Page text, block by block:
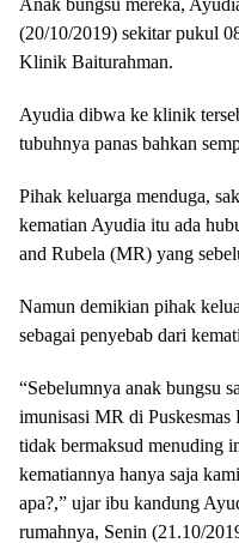
(20/10/2019) sekitar pukul
Klinik Baiturahman.
Ayudia dibwa ke klinik
tubuhnya panas bahkan
Pihak keluarga menduga,
kematian Ayudia itu ada
and Rubela (MR) yang
Namun demikian pihak
sebagai penyebab dari
“Sebelumnya anak bungsu
imunisasi MR di
tidak bermaksud menuding
kematiannya hanya saja
apa?,” ujar ibu kandung
rumahnya, Senin (21.10/